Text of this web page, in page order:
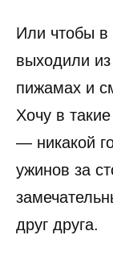
Или чтобы
выходили
пижамах и
Хочу в
— никакой
ужинов за
друг друга.